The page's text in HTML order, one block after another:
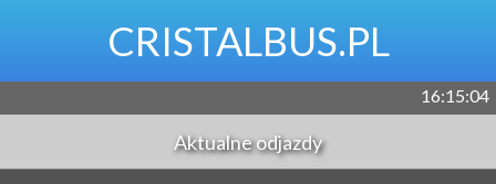
CRISTALBUS.PL
16:15:04
Aktualne odjazdy